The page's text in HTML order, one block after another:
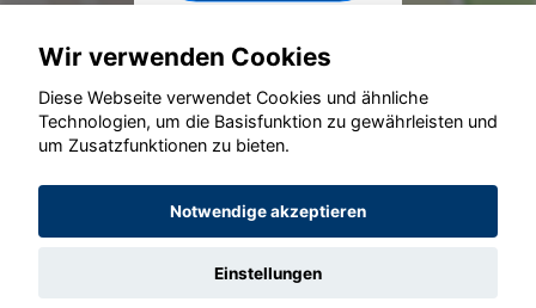
© konjunkturmotor.de GmbH 2020 - 2026
Wir verwenden Cookies
Diese Webseite verwendet Cookies und ähnliche
Technologien, um die Basisfunktion zu gewährleisten und
um Zusatzfunktionen zu bieten.
Notwendige akzeptieren
Einstellungen